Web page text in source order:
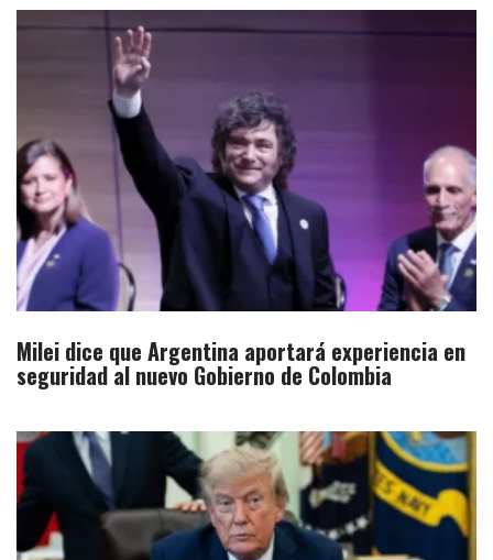
Milei dice que Argentina aportará experiencia en
seguridad al nuevo Gobierno de Colombia